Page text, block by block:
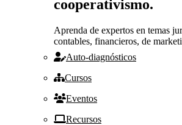
cooperativismo.
Aprenda de expertos en temas
contables, financieros, de
Auto-diagnósticos
Cursos
Eventos
Recursos